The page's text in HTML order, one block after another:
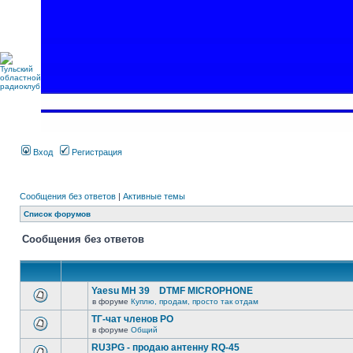
Вход Регистрация
Сообщения без ответов | Активные темы
Список форумов
Сообщения без ответов
Yaesu MH 39 DTMF MICROPHONE
в форуме Куплю, продам, просто так отдам
ТГ-чат членов РО
в форуме Общий
RU3PG - продаю антенну RQ-45